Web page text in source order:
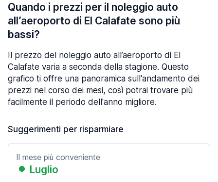
Quando i prezzi per il noleggio auto
all’aeroporto di El Calafate sono più
bassi?
Il prezzo del noleggio auto all’aeroporto di El
Calafate varia a seconda della stagione. Questo
grafico ti offre una panoramica sull'andamento dei
prezzi nel corso dei mesi, così potrai trovare più
facilmente il periodo dell'anno migliore.
Suggerimenti per risparmiare
Il mese più conveniente
Luglio